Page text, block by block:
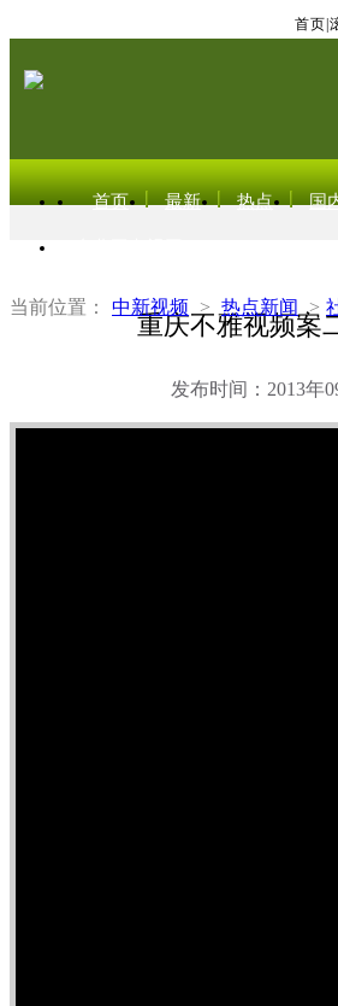
首页
首页 最新 热点 国
当前位置： 中新视频 > 热点新闻 >
重庆不雅视频案
发布时间：2013年